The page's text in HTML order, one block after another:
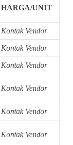
HARGA/UNIT
Kontak Vendor
Kontak Vendor
Kontak Vendor
Kontak Vendor
Kontak Vendor
Kontak Vendor